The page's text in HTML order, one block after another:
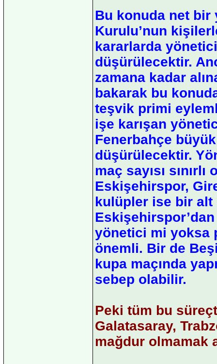
Bu konuda net bir
Kurulu’nun
kararlarda
düşürülecektir.
zamana kadar
bakarak bu
teşvik primi
işe karışan
Fenerbahçe
düşürülecektir.
maç sayısı
Eskişehirspor,
kulüpler ise bir alt
yönetici mi yoksa
önemli. Bir de
kupa maçında
sebep olabilir.
Peki tüm bu
Galatasaray,
mağdur olmamak